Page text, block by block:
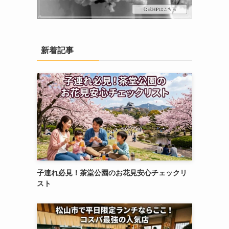
新着記事
子連れ必見！茶堂公園のお花見安心チェックリ
スト